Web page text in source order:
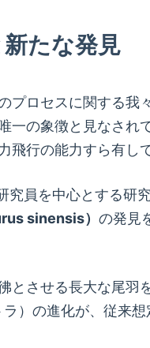
たな発見
ロセスに関する我
の象徴と見なされ
行の能力すら有し
員を中心とする研
sinensis） の発見
とさせる長大な尾羽
）の進化が、従来